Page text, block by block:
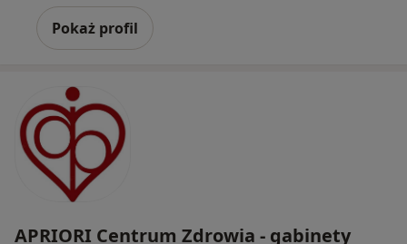
Pokaż profil
APRIORI Centrum Zdrowia - gabinety